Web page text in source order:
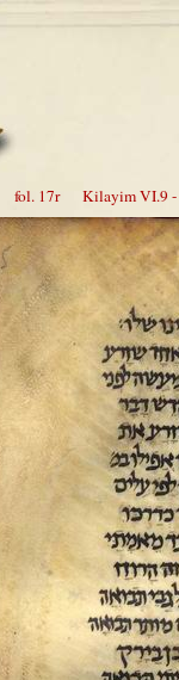
fol. 17r Kilayim VI.9 -